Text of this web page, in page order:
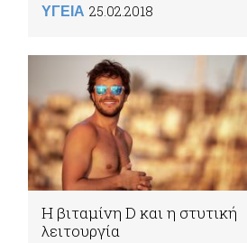
ΥΓΕΙΑ 25.02.2018
Η βιταμίνη D και η στυτική
λειτουργία